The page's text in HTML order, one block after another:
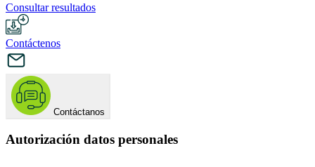
Consultar resultados
Contáctenos
Contáctanos
Autorización datos personales